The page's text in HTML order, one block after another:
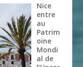
Nice
entre
au
Patrim
oine
Mondi
al de